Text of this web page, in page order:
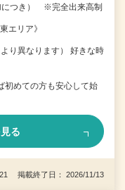
につき） ※完全出来高制
エリア》
り異なります） 好きな時
めての方も安心して始
る
掲載終了日： 2026/11/13